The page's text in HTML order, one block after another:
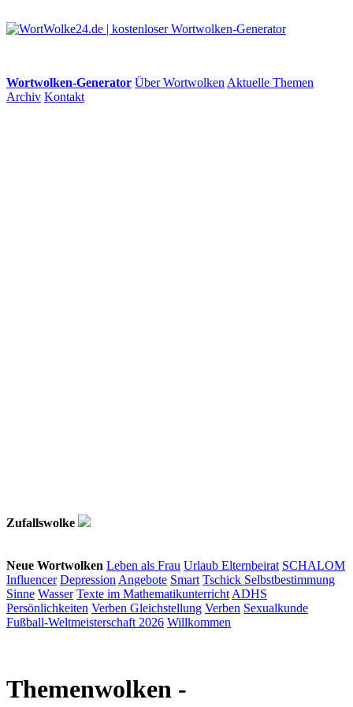
Wortwolken-Generator Über Wortwolken Aktuelle Themen
Archiv Kontakt
Zufallswolke
Neue Wortwolken Leben als Frau Urlaub Elternbeirat SCHALOM
Influencer Depression Angebote Smart Tschick Selbstbestimmung
Sinne Wasser Texte im Mathematikunterricht ADHS
Persönlichkeiten Verben Gleichstellung Verben Sexualkunde
Fußball-Weltmeisterschaft 2026 Willkommen
Themenwolken -